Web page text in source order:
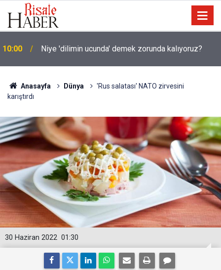
09:45
savunma şartı getirdiler
Anasayfa Dünya
'Rus salatası' NATO zirvesini
karıştırdı
01:30
30 Haziran 2022